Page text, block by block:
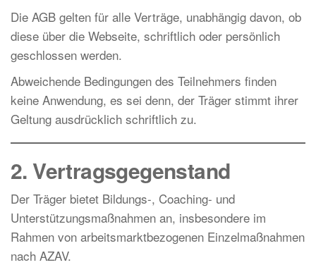
Die AGB gelten für alle Verträge, unabhängig davon, ob
diese über die Webseite, schriftlich oder persönlich
geschlossen werden.
Abweichende Bedingungen des Teilnehmers finden
keine Anwendung, es sei denn, der Träger stimmt ihrer
Geltung ausdrücklich schriftlich zu.
2. Vertragsgegenstand
Der Träger bietet Bildungs-, Coaching- und
Unterstützungsmaßnahmen an, insbesondere im
Rahmen von arbeitsmarktbezogenen Einzelmaßnahmen
nach AZAV.